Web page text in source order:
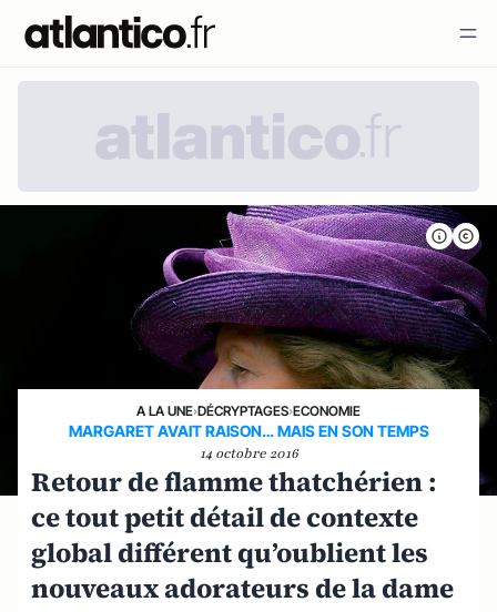
A LA UNE›DÉCRYPTAGES›ECONOMIE
MARGARET AVAIT RAISON… MAIS EN SON TEMPS
14 octobre 2016
Retour de flamme thatchérien :
ce tout petit détail de contexte
global différent qu’oublient les
nouveaux adorateurs de la dame